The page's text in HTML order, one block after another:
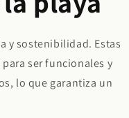
y sostenibilidad. Estas
ser funcionales y
lo que garantiza un